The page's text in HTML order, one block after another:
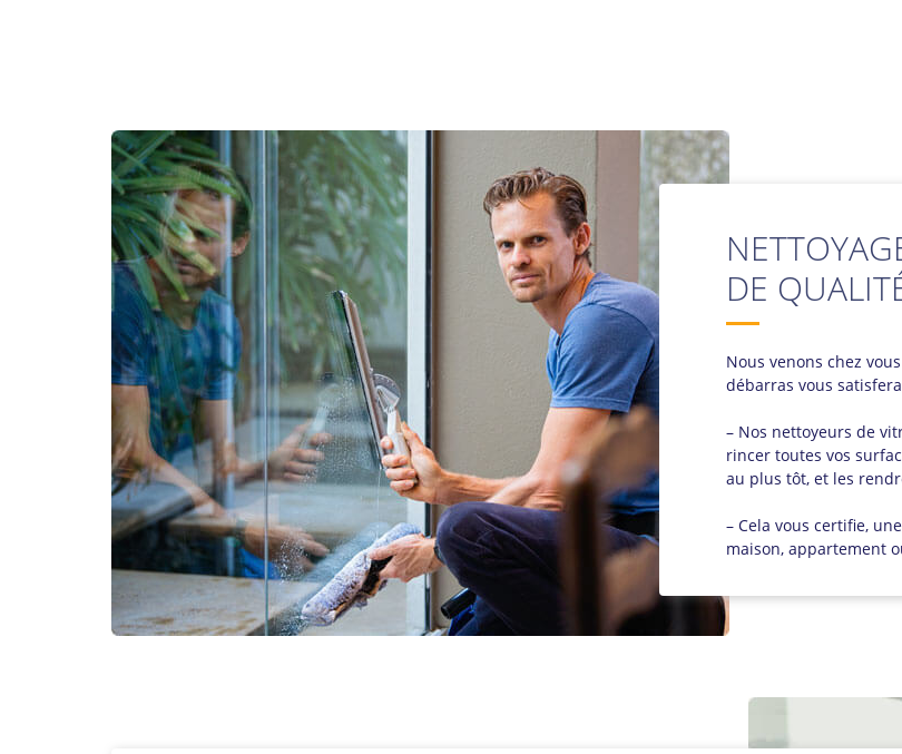
DE
Nous venons chez
débarras vous
– Nos nettoyeurs de
rincer toutes vos
au plus tôt, et les
– Cela vous certifie,
maison, appartement